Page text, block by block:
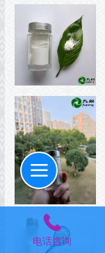
电话咨询